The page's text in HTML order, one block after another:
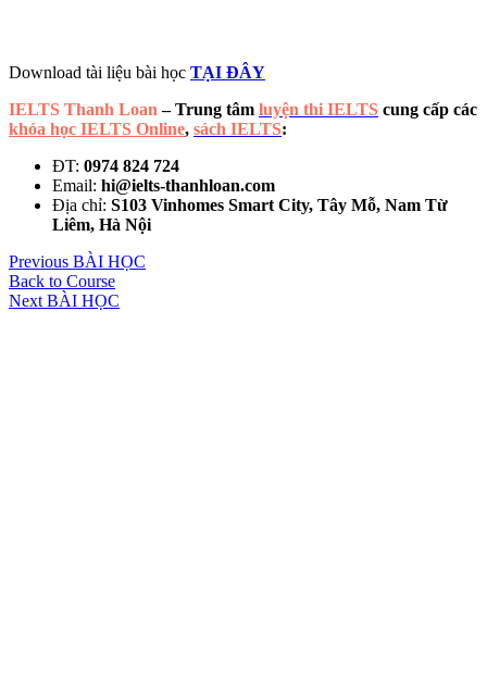
Download tài liệu bài học TẠI ĐÂY
IELTS Thanh Loan – Trung tâm luyện thi IELTS cung cấp các
khóa học IELTS Online, sách IELTS:
ĐT: 0974 824 724
Email: hi@ielts-thanhloan.com
Địa chỉ: S103 Vinhomes Smart City, Tây Mỗ, Nam Từ
Liêm, Hà Nội
Previous BÀI HỌC
Back to Course
Next BÀI HỌC